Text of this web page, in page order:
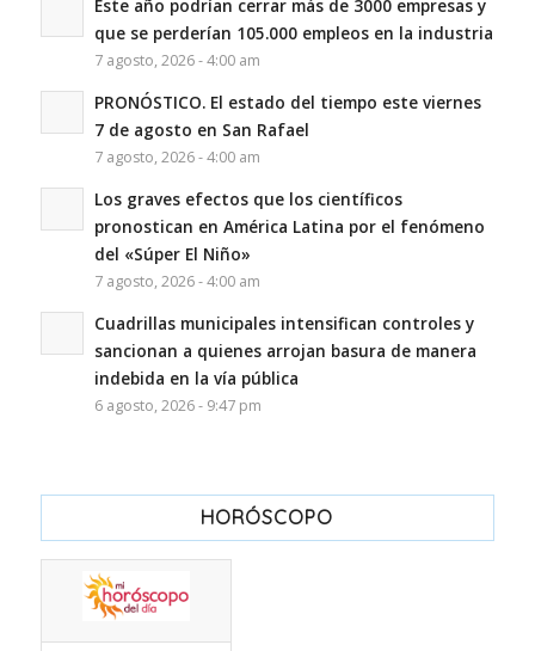
Este año podrían cerrar más de 3000 empresas y
que se perderían 105.000 empleos en la industria
7 agosto, 2026 - 4:00 am
PRONÓSTICO. El estado del tiempo este viernes
7 de agosto en San Rafael
7 agosto, 2026 - 4:00 am
Los graves efectos que los científicos
pronostican en América Latina por el fenómeno
del «Súper El Niño»
7 agosto, 2026 - 4:00 am
Cuadrillas municipales intensifican controles y
sancionan a quienes arrojan basura de manera
indebida en la vía pública
6 agosto, 2026 - 9:47 pm
HORÓSCOPO